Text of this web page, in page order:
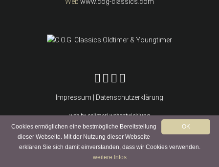
C.O.G. Classics auf YouTube
C.O.G. Classics auf Facebook
C.O.G. Classics auf Instagram
Impressum Datenschutzerklärung
web bycolimori webentwicklung
OK
Cookies ermöglichen eine bestmögliche Bereitstellung
dieser Webseite. Mit der Nutzung dieser Webseite
erklären Sie sich damit einverstanden, dass wir Cookies verwenden.
weitere Infos